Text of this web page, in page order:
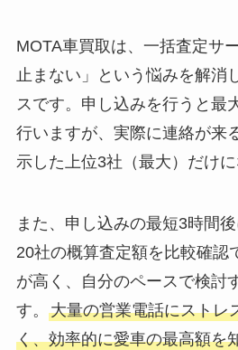
MOTA車買取は、一括査定サ
止まない」という悩みを解消
スです。申し込みを行うと最
行いますが、実際に連絡が来
示した上位3社（最大）だけに
また、申し込みの最短3時間
20社の概算査定額を比較確認
が高く、自分のペースで検討
す。 大量の営業電話にストレ
く、効率的に愛車の最高額を